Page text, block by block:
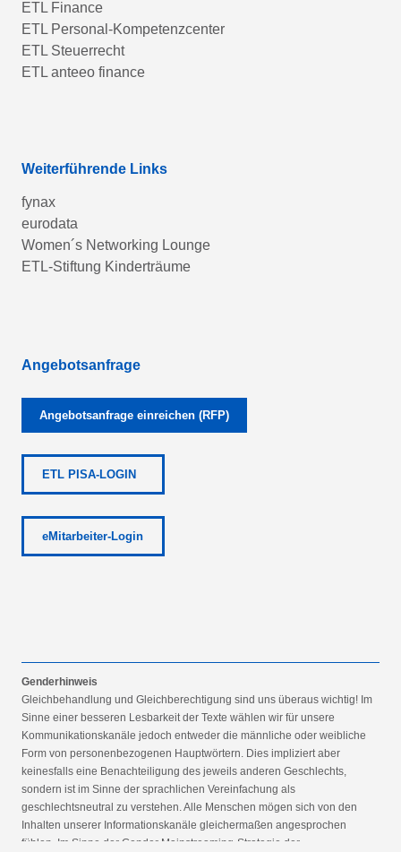
ETL Finance
ETL Personal-Kompetenzcenter
ETL Steuerrecht
ETL anteeo finance
Weiterführende Links
fynax
eurodata
Women´s Networking Lounge
ETL-Stiftung Kinderträume
Angebotsanfrage
Angebotsanfrage einreichen (RFP)
ETL PISA-LOGIN
eMitarbeiter-Login
Genderhinweis
Gleichbehandlung und Gleichberechtigung sind uns überaus wichtig! Im
Sinne einer besseren Lesbarkeit der Texte wählen wir für unsere
Kommunikationskanäle jedoch entweder die männliche oder weibliche
Form von personenbezogenen Hauptwörtern. Dies impliziert aber
keinesfalls eine Benachteiligung des jeweils anderen Geschlechts,
sondern ist im Sinne der sprachlichen Vereinfachung als
geschlechtsneutral zu verstehen. Alle Menschen mögen sich von den
Inhalten unserer Informationskanäle gleichermaßen angesprochen
fühlen. Im Sinne der Gender Mainstreaming-Strategie der